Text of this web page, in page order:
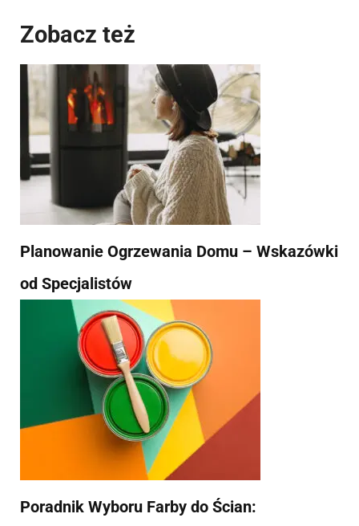
Zobacz też
Planowanie Ogrzewania Domu – Wskazówki
od Specjalistów
Poradnik Wyboru Farby do Ścian: